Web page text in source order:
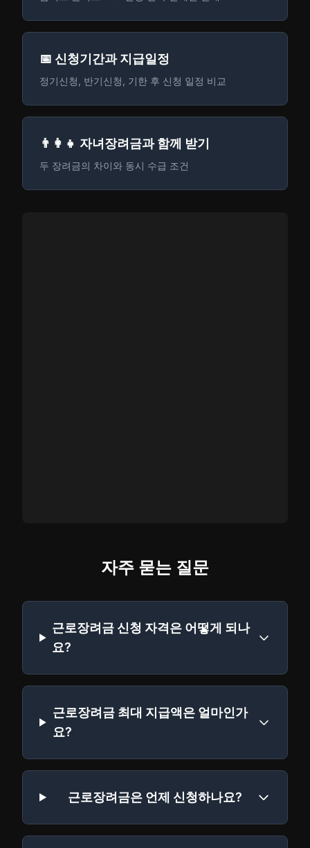
📅 신청기간과 지급일정
정기신청, 반기신청, 기한 후 신청 일정 비교
👨‍👩‍👧 자녀장려금과 함께 받기
두 장려금의 차이와 동시 수급 조건
자주 묻는 질문
근로장려금 신청 자격은 어떻게 되나
요?
근로장려금 최대 지급액은 얼마인가
요?
근로장려금은 언제 신청하나요?